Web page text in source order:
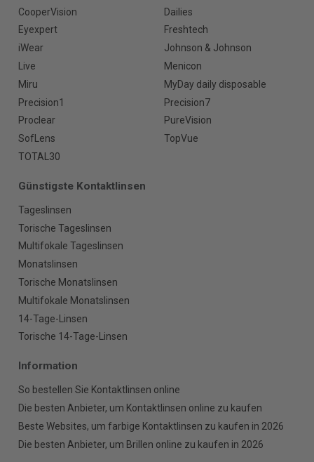
CooperVision
Dailies
Eyexpert
Freshtech
iWear
Johnson & Johnson
Live
Menicon
Miru
MyDay daily disposable
Precision1
Precision7
Proclear
PureVision
SofLens
TopVue
TOTAL30
Günstigste Kontaktlinsen
Tageslinsen
Torische Tageslinsen
Multifokale Tageslinsen
Monatslinsen
Torische Monatslinsen
Multifokale Monatslinsen
14-Tage-Linsen
Torische 14-Tage-Linsen
Information
So bestellen Sie Kontaktlinsen online
Die besten Anbieter, um Kontaktlinsen online zu kaufen
Beste Websites, um farbige Kontaktlinsen zu kaufen in 2026
Die besten Anbieter, um Brillen online zu kaufen in 2026